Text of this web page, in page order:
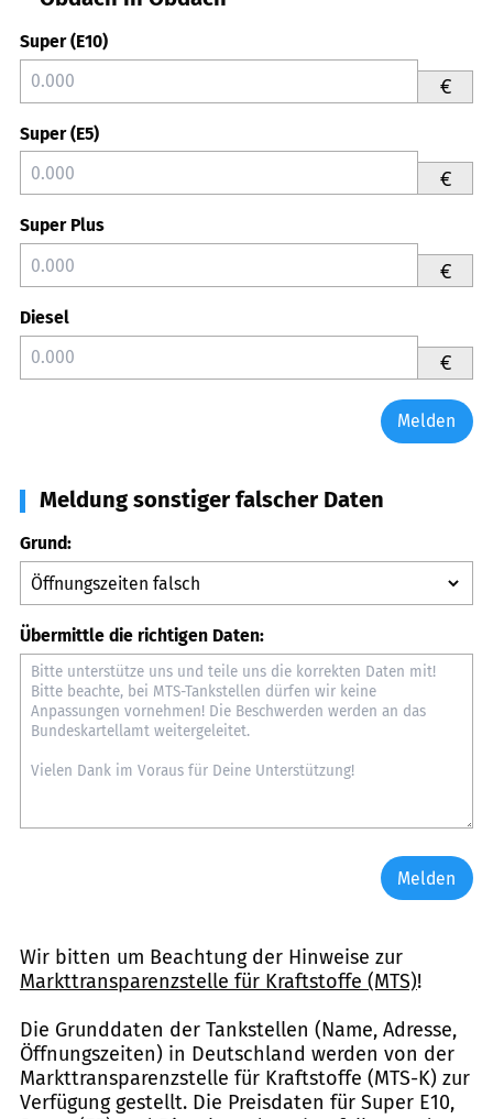
Super (E10)
€
Super (E5)
€
Super Plus
€
Diesel
€
Melden
Meldung sonstiger falscher Daten
Grund:
Übermittle die richtigen Daten:
Melden
Wir bitten um Beachtung der Hinweise zur
Markttransparenzstelle für Kraftstoffe (MTS)!
Die Grunddaten der Tankstellen (Name, Adresse,
Öffnungszeiten) in Deutschland werden von der
Markttransparenzstelle für Kraftstoffe (MTS-K) zur
Verfügung gestellt. Die Preisdaten für Super E10,